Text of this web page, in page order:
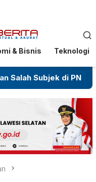
& Bisnis Teknologi
di PN Jeneponto